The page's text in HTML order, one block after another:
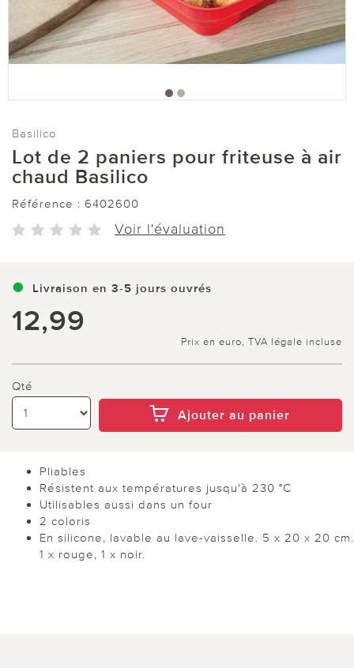
Basilico
Lot de 2 paniers pour friteuse à air
chaud Basilico
Référence : 6402600
Voir l'évaluation
Livraison en 3-5 jours ouvrés
12,99
Prix en euro, TVA légale incluse
Qté
Ajouter au panier
Pliables
Résistent aux températures jusqu'à 230 °C
Utilisables aussi dans un four
2 coloris
En silicone, lavable au lave-vaisselle. 5 x 20 x 20 cm.
1 x rouge, 1 x noir.